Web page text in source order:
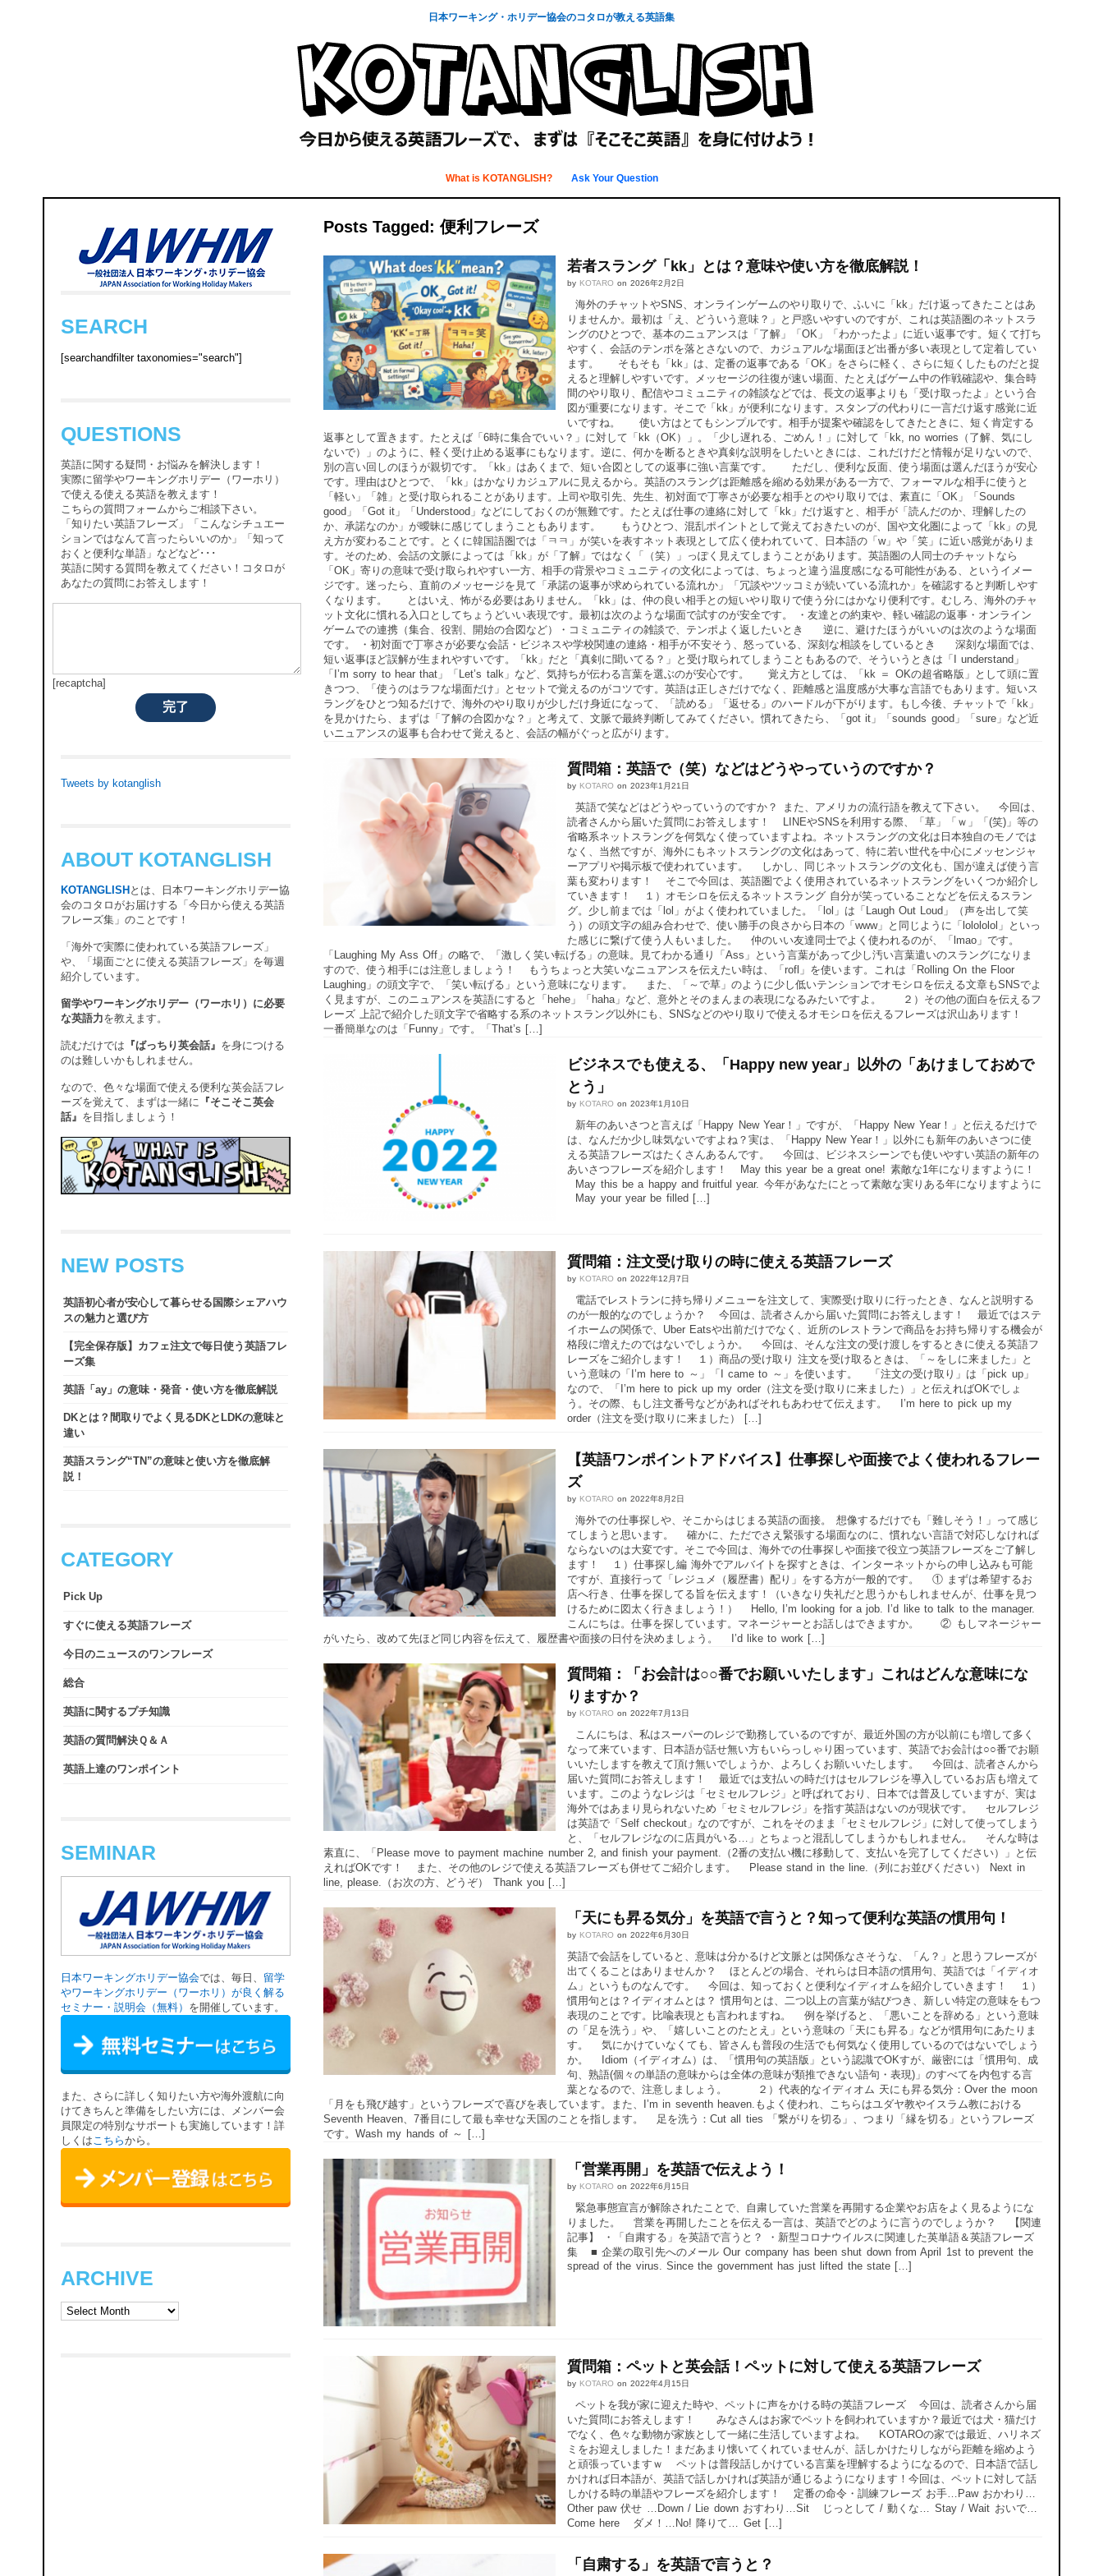
日本ワーキング・ホリデー協会のコタロが教える英語集
What is KOTANGLISH? Ask Your Question
Posts Tagged: 便利フレーズ
若者スラング「kk」とは？意味や使い方を徹底解説！
by KOTARO on 2026年2月2日
海外のチャットやSNS、オンラインゲームのやり取りで、ふいに「kk」だけ返ってきたことはあ
りませんか。最初は「え、どういう意味？」と戸惑いやすいのですが、これは英語圏のネットスラ
ングのひとつで、基本のニュアンスは「了解」「OK」「わかったよ」に近い返事です。短くて打ち
やすく、会話のテンポを落とさないので、カジュアルな場面ほど出番が多い表現として定着してい
ます。 そもそも「kk」は、定番の返事である「OK」をさらに軽く、さらに短くしたものだと捉
えると理解しやすいです。メッセージの往復が速い場面、たとえばゲーム中の作戦確認や、集合時
間のやり取り、配信やコミュニティの雑談などでは、長文の返事よりも「受け取ったよ」という合
図が重要になります。そこで「kk」が便利になります。スタンプの代わりに一言だけ返す感覚に近
いですね。 使い方はとてもシンプルです。相手が提案や確認をしてきたときに、短く肯定する
返事として置きます。たとえば「6時に集合でいい？」に対して「kk（OK）」。「少し遅れる、ごめん！」に対して「kk, no worries（了解、気にし
ないで）」のように、軽く受け止める返事にもなります。逆に、何かを断るときや真剣な説明をしたいときには、これだけだと情報が足りないので、
別の言い回しのほうが親切です。「kk」はあくまで、短い合図としての返事に強い言葉です。 ただし、便利な反面、使う場面は選んだほうが安心
です。理由はひとつで、「kk」はかなりカジュアルに見えるから。英語のスラングは距離感を縮める効果がある一方で、フォーマルな相手に使うと
「軽い」「雑」と受け取られることがあります。上司や取引先、先生、初対面で丁寧さが必要な相手とのやり取りでは、素直に「OK」「Sounds
good」「Got it」「Understood」などにしておくのが無難です。たとえば仕事の連絡に対して「kk」だけ返すと、相手が「読んだのか、理解したの
か、承諾なのか」が曖昧に感じてしまうこともあります。 もうひとつ、混乱ポイントとして覚えておきたいのが、国や文化圏によって「kk」の見
え方が変わることです。とくに韓国語圏では「ㅋㅋ」が笑いを表すネット表現として広く使われていて、日本語の「w」や「笑」に近い感覚がありま
す。そのため、会話の文脈によっては「kk」が「了解」ではなく「（笑）」っぽく見えてしまうことがあります。英語圏の人同士のチャットなら
「OK」寄りの意味で受け取られやすい一方、相手の背景やコミュニティの文化によっては、ちょっと違う温度感になる可能性がある、というイメー
ジです。迷ったら、直前のメッセージを見て「承諾の返事が求められている流れか」「冗談やツッコミが続いている流れか」を確認すると判断しやす
くなります。 とはいえ、怖がる必要はありません。「kk」は、仲の良い相手との短いやり取りで使う分にはかなり便利です。むしろ、海外のチャ
ット文化に慣れる入口としてちょうどいい表現です。最初は次のような場面で試すのが安全です。 ・友達との約束や、軽い確認の返事・オンライン
ゲームでの連携（集合、役割、開始の合図など）・コミュニティの雑談で、テンポよく返したいとき 逆に、避けたほうがいいのは次のような場面
です。 ・初対面で丁寧さが必要な会話・ビジネスや学校関連の連絡・相手が不安そう、怒っている、深刻な相談をしているとき 深刻な場面では、
短い返事ほど誤解が生まれやすいです。「kk」だと「真剣に聞いてる？」と受け取られてしまうこともあるので、そういうときは「I understand」
「I’m sorry to hear that」「Let’s talk」など、気持ちが伝わる言葉を選ぶのが安心です。 覚え方としては、「kk ＝ OKの超省略版」として頭に置
きつつ、「使うのはラフな場面だけ」とセットで覚えるのがコツです。英語は正しさだけでなく、距離感と温度感が大事な言語でもあります。短いス
ラングをひとつ知るだけで、海外のやり取りが少しだけ身近になって、「読める」「返せる」のハードルが下がります。もし今後、チャットで「kk」
を見かけたら、まずは「了解の合図かな？」と考えて、文脈で最終判断してみてください。慣れてきたら、「got it」「sounds good」「sure」など近
いニュアンスの返事も合わせて覚えると、会話の幅がぐっと広がります。
質問箱：英語で（笑）などはどうやっていうのですか？
by KOTARO on 2023年1月21日
英語で笑などはどうやっていうのですか？ また、アメリカの流行語を教えて下さい。 今回は、
読者さんから届いた質問にお答えします！ LINEやSNSを利用する際、「草」「ｗ」「(笑)」等の
省略系ネットスラングを何気なく使っていますよね。ネットスラングの文化は日本独自のモノでは
なく、当然ですが、海外にもネットスラングの文化はあって、特に若い世代を中心にメッセンジャ
ーアプリや掲示板で使われています。 しかし、同じネットスラングの文化も、国が違えば使う言
葉も変わります！ そこで今回は、英語圏でよく使用されているネットスラングをいくつか紹介し
ていきます！ １）オモシロを伝えるネットスラング 自分が笑っていることなどを伝えるスラン
グ。少し前までは「lol」がよく使われていました。「lol」は「Laugh Out Loud」（声を出して笑
う）の頭文字の組み合わせで、使い勝手の良さから日本の「www」と同じように「lolololol」といっ
た感じに繋げて使う人もいました。 仲のいい友達同士でよく使われるのが、「lmao」です。
「Laughing My Ass Off」の略で、「激しく笑い転げる」の意味。見てわかる通り「Ass」という言葉があって少し汚い言葉遣いのスラングになりま
すので、使う相手には注意しましょう！ もうちょっと大笑いなニュアンスを伝えたい時は、「rofl」を使います。これは「Rolling On the Floor
Laughing」の頭文字で、「笑い転げる」という意味になります。 また、「～で草」のように少し低いテンションでオモシロを伝える文章もSNSでよ
く見ますが、このニュアンスを英語にすると「hehe」「haha」など、意外とそのまんまの表現になるみたいですよ。 ２）その他の面白を伝えるフ
レーズ 上記で紹介した頭文字で省略する系のネットスラング以外にも、SNSなどのやり取りで使えるオモシロを伝えるフレーズは沢山あります！
一番簡単なのは「Funny」です。「That’s […]
ビジネスでも使える、「Happy new year」以外の「あけましておめで
とう」
by KOTARO on 2023年1月10日
新年のあいさつと言えば「Happy New Year！」ですが、「Happy New Year！」と伝えるだけで
は、なんだか少し味気ないですよね？実は、「Happy New Year！」以外にも新年のあいさつに使
える英語フレーズはたくさんあるんです。 今回は、ビジネスシーンでも使いやすい英語の新年の
あいさつフレーズを紹介します！ May this year be a great one! 素敵な1年になりますように！
May this be a happy and fruitful year. 今年があなたにとって素敵な実りある年になりますように
May your year be filled […]
質問箱：注文受け取りの時に使える英語フレーズ
by KOTARO on 2022年12月7日
電話でレストランに持ち帰りメニューを注文して、実際受け取りに行ったとき、なんと説明する
のが一般的なのでしょうか？ 今回は、読者さんから届いた質問にお答えします！ 最近ではステ
イホームの関係で、Uber Eatsや出前だけでなく、近所のレストランで商品をお持ち帰りする機会が
格段に増えたのではないでしょうか。 今回は、そんな注文の受け渡しをするときに使える英語フ
レーズをご紹介します！ １）商品の受け取り 注文を受け取るときは、「～をしに来ました」と
いう意味の「I’m here to ～」「I came to ～」を使います。 「注文の受け取り」は「pick up」
なので、「I’m here to pick up my order（注文を受け取りに来ました）」と伝えればOKでしょ
う。その際、もし注文番号などがあればそれもあわせて伝えます。 I’m here to pick up my
order（注文を受け取りに来ました） […]
【英語ワンポイントアドバイス】仕事探しや面接でよく使われるフレー
ズ
by KOTARO on 2022年8月2日
海外での仕事探しや、そこからはじまる英語の面接。 想像するだけでも「難しそう！」って感じ
てしまうと思います。 確かに、ただでさえ緊張する場面なのに、慣れない言語で対応しなければ
ならないのは大変です。そこで今回は、海外での仕事探しや面接で役立つ英語フレーズをご了解し
ます！ １）仕事探し編 海外でアルバイトを探すときは、インターネットからの申し込みも可能
ですが、直接行って「レジュメ（履歴書）配り」をする方が一般的です。 ① まずは希望するお
店へ行き、仕事を探してる旨を伝えます！（いきなり失礼だと思うかもしれませんが、仕事を見つ
けるために図太く行きましょう！） Hello, I’m looking for a job. I’d like to talk to the manager.
こんにちは。仕事を探しています。マネージャーとお話しはできますか。 ② もしマネージャー
がいたら、改めて先ほど同じ内容を伝えて、履歴書や面接の日付を決めましょう。 I’d like to work […]
質問箱：「お会計は○○番でお願いいたします」これはどんな意味にな
りますか？
by KOTARO on 2022年7月13日
こんにちは、私はスーパーのレジで勤務しているのですが、最近外国の方が以前にも増して多く
なって来ています、日本語が話せ無い方もいらっしゃり困っています、英語でお会計は○○番でお願
いいたしますを教えて頂け無いでしょうか、よろしくお願いいたします。 今回は、読者さんから
届いた質問にお答えします！ 最近では支払いの時だけはセルフレジを導入しているお店も増えて
います。このようなレジは「セミセルフレジ」と呼ばれており、日本では普及していますが、実は
海外ではあまり見られないため「セミセルフレジ」を指す英語はないのが現状です。 セルフレジ
は英語で「Self checkout」なのですが、これをそのまま「セミセルフレジ」に対して使ってしまう
と、「セルフレジなのに店員がいる…」とちょっと混乱してしまうかもしれません。 そんな時は
素直に、「Please move to payment machine number 2, and finish your payment.（2番の支払い機に移動して、支払いを完了してください）」と伝
えればOKです！ また、その他のレジで使える英語フレーズも併せてご紹介します。 Please stand in the line.（列にお並びください） Next in
line, please.（お次の方、どうぞ） Thank you […]
「天にも昇る気分」を英語で言うと？知って便利な英語の慣用句！
by KOTARO on 2022年6月30日
英語で会話をしていると、意味は分かるけど文脈とは関係なさそうな、「ん？」と思うフレーズが
出てくることはありませんか？ ほとんどの場合、それらは日本語の慣用句、英語では「イディオ
ム」というものなんです。 今回は、知っておくと便利なイディオムを紹介していきます！ １）
慣用句とは？イディオムとは？ 慣用句とは、二つ以上の言葉が結びつき、新しい特定の意味をもつ
表現のことです。比喩表現とも言われますね。 例を挙げると、「悪いことを辞める」という意味
の「足を洗う」や、「嬉しいことのたとえ」という意味の「天にも昇る」などが慣用句にあたりま
す。 気にかけていなくても、皆さんも普段の生活でも何気なく使用しているのではないでしょう
か。 Idiom（イディオム）は、「慣用句の英語版」という認識でOKすが、厳密には「慣用句、成
句、熟語(個々の単語の意味からは全体の意味が類推できない語句・表現)」のすべてを内包する言
葉となるので、注意しましょう。 ２）代表的なイディオム 天にも昇る気分：Over the moon
「月をも飛び越す」というフレーズで喜びを表しています。また、I’m in seventh heaven.もよく使われ、こちらはユダヤ教やイスラム教における
Seventh Heaven、7番目にして最も幸せな天国のことを指します。 足を洗う：Cut all ties 「繋がりを切る」、つまり「縁を切る」というフレーズ
です。Wash my hands of ～ […]
「営業再開」を英語で伝えよう！
by KOTARO on 2022年6月15日
緊急事態宣言が解除されたことで、自粛していた営業を再開する企業やお店をよく見るようにな
りました。 営業を再開したことを伝える一言は、英語でどのように言うのでしょうか？ 【関連
記事】 ・「自粛する」を英語で言うと？ ・新型コロナウイルスに関連した英単語＆英語フレーズ
集 ■ 企業の取引先へのメール Our company has been shut down from April 1st to prevent the
spread of the virus. Since the government has just lifted the state […]
質問箱：ペットと英会話！ペットに対して使える英語フレーズ
by KOTARO on 2022年4月15日
ペットを我が家に迎えた時や、ペットに声をかける時の英語フレーズ 今回は、読者さんから届
いた質問にお答えします！ みなさんはお家でペットを飼われていますか？最近では犬・猫だけ
でなく、色々な動物が家族として一緒に生活していますよね。 KOTAROの家では最近、ハリネズ
ミをお迎えしました！まだあまり懐いてくれていませんが、話しかけたりしながら距離を縮めよう
と頑張っていますｗ ペットは普段話しかけている言葉を理解するようになるので、日本語で話し
かければ日本語が、英語で話しかければ英語が通じるようになります！今回は、ペットに対して話
しかける時の単語やフレーズを紹介します！ 定番の命令・訓練フレーズ お手…Paw おかわり…
Other paw 伏せ …Down / Lie down おすわり…Sit じっとして / 動くな… Stay / Wait おいで…
Come here ダメ！…No! 降りて… Get […]
「自粛する」を英語で言うと？
SEARCH
[searchandfilter taxonomies="search"]
QUESTIONS
英語に関する疑問・お悩みを解決します！
実際に留学やワーキングホリデー（ワーホリ）
で使える使える英語を教えます！
こちらの質問フォームからご相談下さい。
「知りたい英語フレーズ」「こんなシチュエー
ションではなんて言ったらいいのか」「知って
おくと便利な単語」などなど･･･
英語に関する質問を教えてください！コタロが
あなたの質問にお答えします！
[recaptcha]
完了
Tweets by kotanglish
ABOUT KOTANGLISH
KOTANGLISH とは、日本ワーキングホリデー協
会のコタロがお届けする「今日から使える英語
フレーズ集」のことです！
「海外で実際に使われている英語フレーズ」
や、「場面ごとに使える英語フレーズ」を毎週
紹介しています。
留学やワーキングホリデー（ワーホリ）に必要
な英語力を教えます。
読むだけでは 『ばっちり英会話』 を身につける
のは難しいかもしれません。
なので、色々な場面で使える便利な英会話フレ
ーズを覚えて、まずは一緒に 『そこそこ英会
話』 を目指しましょう！
NEW POSTS
英語初心者が安心して暮らせる国際シェアハウ
スの魅力と選び方
【完全保存版】カフェ注文で毎日使う英語フレ
ーズ集
英語「ay」の意味・発音・使い方を徹底解説
DKとは？間取りでよく見るDKとLDKの意味と
違い
英語スラング“TN”の意味と使い方を徹底解
説！
CATEGORY
Pick Up
すぐに使える英語フレーズ
今日のニュースのワンフレーズ
総合
英語に関するプチ知識
英語の質問解決Ｑ＆Ａ
英語上達のワンポイント
SEMINAR
日本ワーキングホリデー協会では、毎日、 留学
やワーキングホリデー（ワーホリ）が良く解る
セミナー・説明会（無料） を開催しています。
また、さらに詳しく知りたい方や海外渡航に向
けてきちんと準備をしたい方には、メンバー会
員限定の特別なサポートも実施しています！詳
しくはこちらから。
ARCHIVE
ARCHIVE